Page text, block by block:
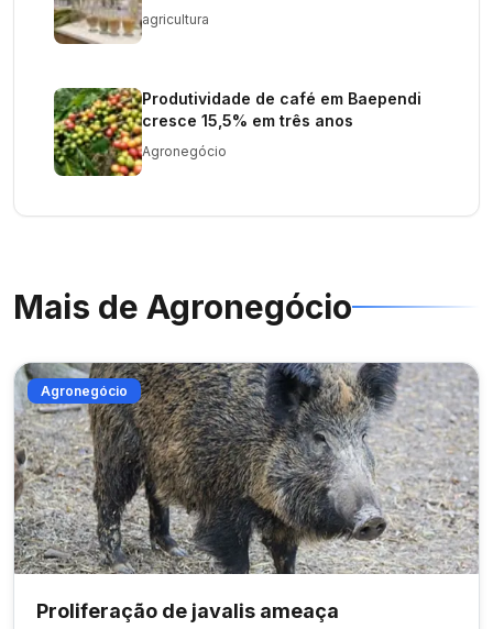
agronegócio
agricultura
Produtividade de café em Baependi
cresce 15,5% em três anos
Agronegócio
Mais de Agronegócio
Agronegócio
Proliferação de javalis ameaça